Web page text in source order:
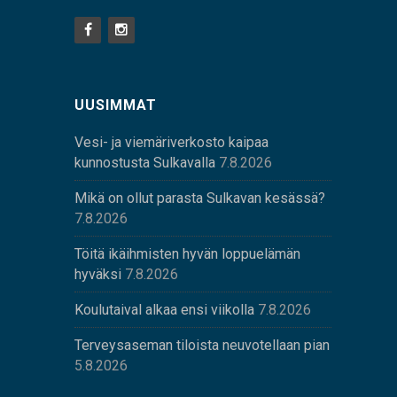
UUSIMMAT
Vesi- ja viemäriverkosto kaipaa
kunnostusta Sulkavalla 7.8.2026
Mikä on ollut parasta Sulkavan kesässä?
7.8.2026
Töitä ikäihmisten hyvän loppuelämän
hyväksi 7.8.2026
Koulutaival alkaa ensi viikolla 7.8.2026
Terveysaseman tiloista neuvotellaan pian
5.8.2026